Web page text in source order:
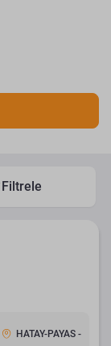
Filtrele
HATAY-PAYAS -